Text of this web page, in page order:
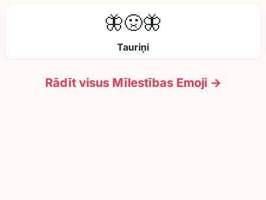
🦋🤢🦋
Tauriņi
Rādīt visus Mīlestības Emoji →